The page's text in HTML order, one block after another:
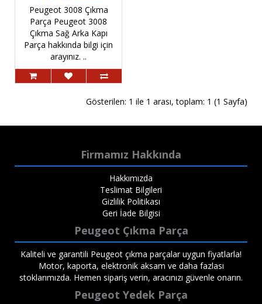
Peugeot 3008 Çıkma
Parça Peugeot 3008
Çıkma Sağ Arka Kapı
Parça hakkında bilgi için
arayınız. ..
Gösterilen: 1 ile 1 arası, toplam: 1 (1 Sayfa)
Firmamız Hakkında
Hakkımızda
Teslimat Bilgileri
Gizlilik Politikası
Geri İade Bilgisi
Peugeot Çıkma Parça
Kaliteli ve garantili Peugeot çıkma parçalar uygun fiyatlarla!
Motor, kaporta, elektronik aksam ve daha fazlası
stoklarımızda. Hemen sipariş verin, aracınızı güvenle onarın.
Peugeot Yedek Parça